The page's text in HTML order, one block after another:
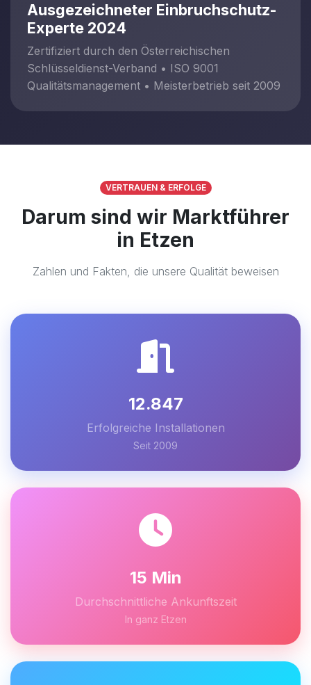
Ausgezeichneter Einbruchschutz-
Experte 2024
Zertifiziert durch den Österreichischen
Schlüsseldienst-Verband • ISO 9001
Qualitätsmanagement • Meisterbetrieb seit 2009
VERTRAUEN & ERFOLGE
Darum sind wir Marktführer
in Etzen
Zahlen und Fakten, die unsere Qualität beweisen
12.847
Erfolgreiche Installationen
Seit 2009
15 Min
Durchschnittliche Ankunftszeit
In ganz Etzen